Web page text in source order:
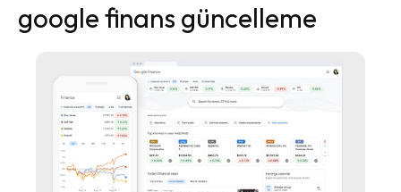
google finans güncelleme